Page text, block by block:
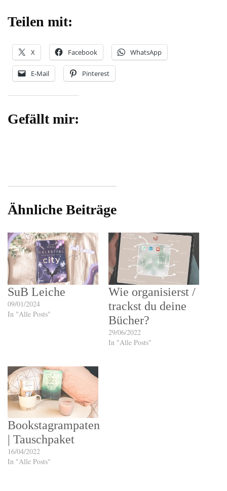
Teilen mit:
X Facebook WhatsApp
E-Mail Pinterest
Gefällt mir:
Ähnliche Beiträge
SuB Leiche
09/01/2024
In "Alle Posts"
Wie organisierst /
trackst du deine
Bücher?
29/06/2022
In "Alle Posts"
Bookstagrampaten
| Tauschpaket
16/04/2022
In "Alle Posts"